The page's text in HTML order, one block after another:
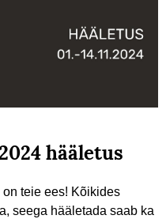
hääletus
teie ees! Kõikides
seega hääletada saab ka